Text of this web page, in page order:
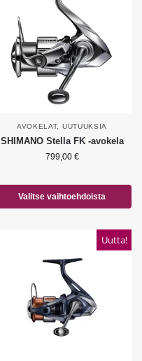
AVOKELAT, UUTUUKSIA
SHIMANO Stella FK -avokela
799,00 €
Valitse vaihtoehdoista
Uutta!